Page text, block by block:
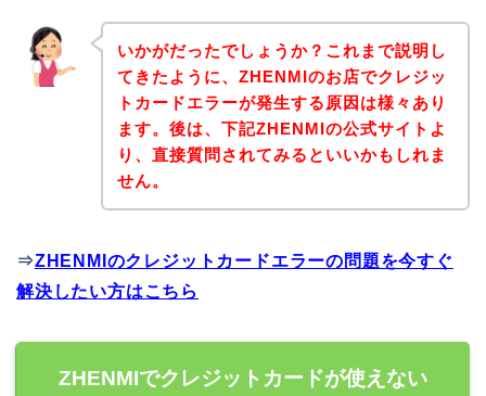
いかがだったでしょうか？これまで説明し
てきたように、ZHENMIのお店でクレジッ
トカードエラーが発生する原因は様々あり
ます。後は、下記ZHENMIの公式サイトよ
り、直接質問されてみるといいかもしれま
せん。
⇒ZHENMIのクレジットカードエラーの問題を今すぐ
解決したい方はこちら
ZHENMIでクレジットカードが使えない